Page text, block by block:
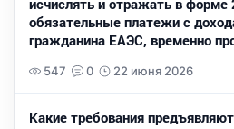
исчислять и отражать в форме
обязательные платежи с
гражданина ЕАЭС, временно
547 0 22 июня 2026
Какие требования